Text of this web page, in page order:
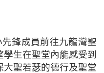
鋒成員前往九龍灣聖
學生在聖堂內能感受到
聖若瑟的德行及聖堂